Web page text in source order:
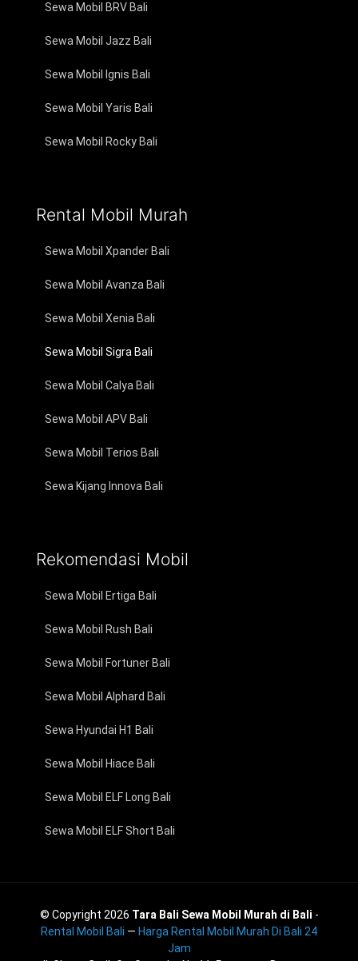
Sewa Mobil BRV Bali
Sewa Mobil Jazz Bali
Sewa Mobil Ignis Bali
Sewa Mobil Yaris Bali
Sewa Mobil Rocky Bali
Rental Mobil Murah
Sewa Mobil Xpander Bali
Sewa Mobil Avanza Bali
Sewa Mobil Xenia Bali
Sewa Mobil Sigra Bali
Sewa Mobil Calya Bali
Sewa Mobil APV Bali
Sewa Mobil Terios Bali
Sewa Kijang Innova Bali
Rekomendasi Mobil
Sewa Mobil Ertiga Bali
Sewa Mobil Rush Bali
Sewa Mobil Fortuner Bali
Sewa Mobil Alphard Bali
Sewa Hyundai H1 Bali
Sewa Mobil Hiace Bali
Sewa Mobil ELF Long Bali
Sewa Mobil ELF Short Bali
© Copyright 2026 Tara Bali Sewa Mobil Murah di Bali -
Rental Mobil Bali — Harga Rental Mobil Murah Di Bali 24
Jam